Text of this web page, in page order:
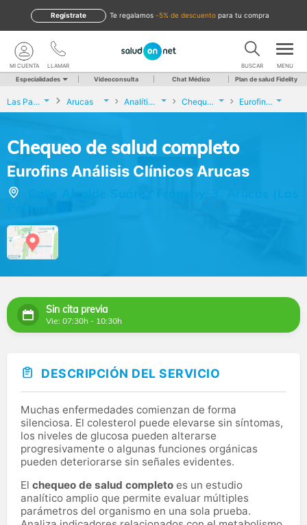
te regalamos -5% de descuento para tu compra
Regístrate
LLAMAR
MI CUENTA BUSCAR MENU
Especialidades Videoconsulta Chat Médico Plan de salud Fidelity
Las Palmas Arucas Analíticas y Genética Chequeo de salud completo Eurofins Análisis Clínicos Arucas
Chequeo de salud completo
Eurofins Análisis Clínicos Arucas
Sin cita previa
Vie: 07:30h - 10:30h
DESCRIPCIÓN DEL SERVICIO
Muchas enfermedades comienzan de forma
silenciosa. El colesterol puede elevarse sin síntomas,
los niveles de glucosa pueden alterarse
progresivamente o algunas funciones orgánicas
pueden deteriorarse sin señales evidentes.
El chequeo de salud completo es un estudio
analítico amplio que permite evaluar múltiples
parámetros del organismo en una sola prueba.